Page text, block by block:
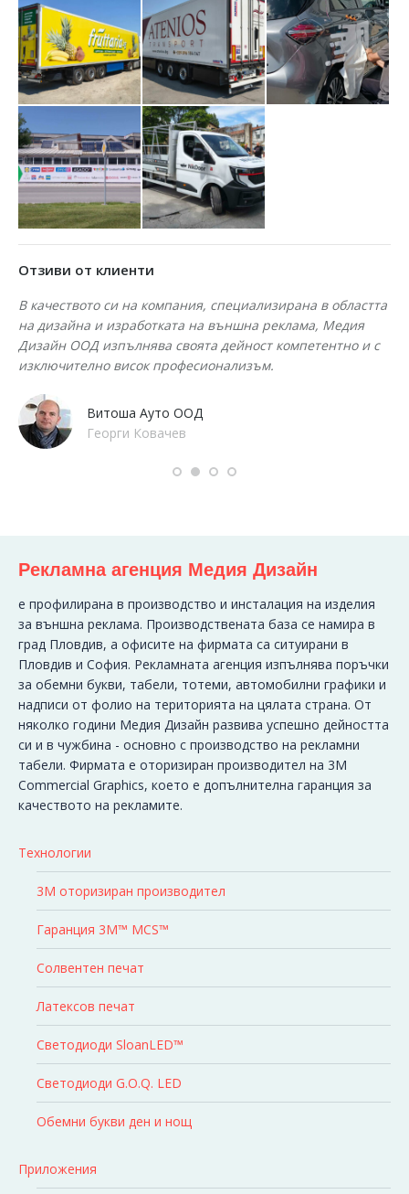
Отзиви от клиенти
В качеството си на компания, специализирана в областта
на дизайна и изработката на външна реклама, Медия
Дизайн ООД изпълнява своята дейност компетентно и с
изключително висок професионализъм.
Витоша Ауто ООД
Георги Ковачев
Рекламна агенция Медия Дизайн
e профилирана в производство и инсталация на изделия
за външна реклама. Производствената база се намира в
град Пловдив, а офисите на фирмата са ситуирани в
Пловдив и София. Рекламната агенция изпълнява поръчки
за обемни букви, табели, тотеми, автомобилни графики и
надписи от фолио на територията на цялата страна. От
няколко години Медия Дизайн развива успешно дейността
си и в чужбина - основно с производство на рекламни
табели. Фирмата е оторизиран производител на 3M
Commercial Graphics, което е допълнителна гаранция за
качеството на рекламите.
Технологии
3M оторизиран производител
Гаранция 3M™ MCS™
Солвентен печат
Латексов печат
Светодиоди SloanLED™
Светодиоди G.O.Q. LED
Обемни букви ден и нощ
Приложения